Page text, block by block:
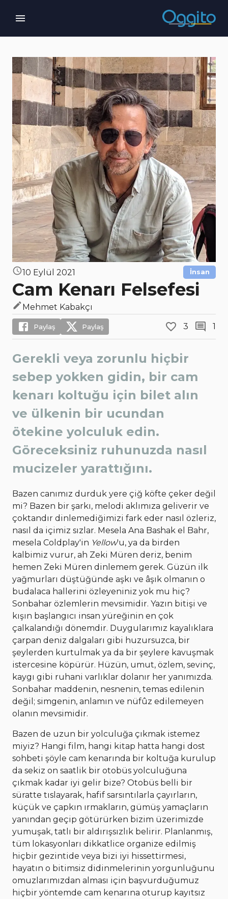
10 Eylül 2021 İnsan
Cam Kenarı Felsefesi
Mehmet Kabakçı
Paylaş Paylaş 3 1
Gerekli veya zorunlu hiçbir
sebep yokken gidin, bir cam
kenarı koltuğu için bilet alın
ve ülkenin bir ucundan
ötekine yolculuk edin.
Göreceksiniz ruhunuzda nasıl
mucizeler yarattığını.
Bazen canımız durduk yere çiğ köfte çeker değil
mi? Bazen bir şarkı, melodi aklımıza geliverir ve
çoktandır dinlemediğimizi fark eder nasıl özleriz,
nasıl da içimiz sızlar. Mesela Ana Bashak el Bahr,
mesela Coldplay'in Yellow'u, ya da birden
kalbimiz vurur, ah Zeki Müren deriz, benim
hemen Zeki Müren dinlemem gerek. Güzün ilk
yağmurları düştüğünde aşkı ve âşık olmanın o
budalaca hallerini özleyeniniz yok mu hiç?
Sonbahar özlemlerin mevsimidir. Yazın bitişi ve
kışın başlangıcı insan yüreğinin en çok
çalkalandığı dönemdir. Duygularımız kayalıklara
çarpan deniz dalgaları gibi huzursuzca, bir
şeylerden kurtulmak ya da bir şeylere kavuşmak
istercesine köpürür. Hüzün, umut, özlem, sevinç,
kaygı gibi ruhani varlıklar dolanır her yanımızda.
Sonbahar maddenin, nesnenin, temas edilenin
değil; simgenin, anlamın ve nüfûz edilemeyen
olanın mevsimidir.
Bazen de uzun bir yolculuğa çıkmak istemez
miyiz? Hangi film, hangi kitap hatta hangi dost
sohbeti şöyle cam kenarında bir koltuğa kurulup
da sekiz on saatlik bir otobüs yolculuğuna
çıkmak kadar iyi gelir bize? Otobüs belli bir
süratte tıslayarak, hafif sarsıntılarla çayırların,
küçük ve çapkın ırmakların, gümüş yamaçların
yanından geçip götürürken bizim üzerimizde
yumuşak, tatlı bir aldırışsızlık belirir. Planlanmış,
tüm lokasyonları dikkatlice organize edilmiş
hiçbir gezintide veya bizi iyi hissettirmesi,
hayatın o bitimsiz didinmelerinin yorgunluğunu
omuzlarımızdan alması için başvurduğumuz
hiçbir yöntemde cam kenarına oturup kayıtsız